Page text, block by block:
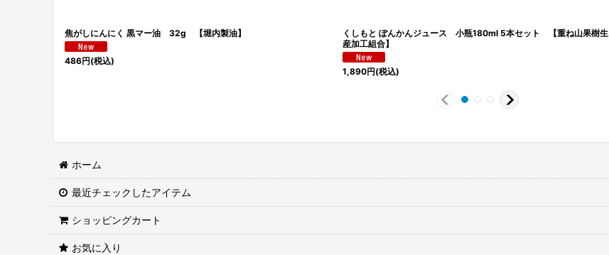
焦がしにんにく 黒マー油 32g 【堀内製油】
486円(税込)
くしもと ぽんかんジュース 小瓶180ml 5本セット 【重ね山果樹生
産加工組合】
1,890円(税込)
ホーム
最近チェックしたアイテム
ショッピングカート
お気に入り